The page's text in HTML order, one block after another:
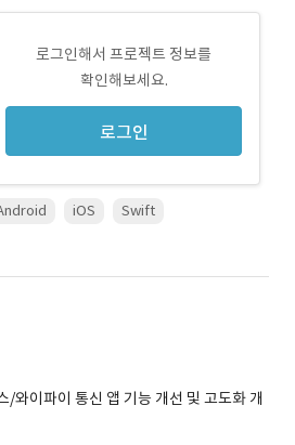
로그인해서 프로젝트 정보를
확인해보세요.
로그인
iOS Swift
/와이파이 통신 앱 기능 개선 및 고도화 개